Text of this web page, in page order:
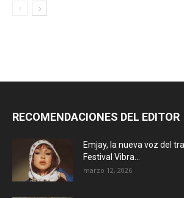
RECOMENDACIONES DEL EDITOR
Emjay, la nueva voz del
Festival Vibra...
marzo 12, 2026